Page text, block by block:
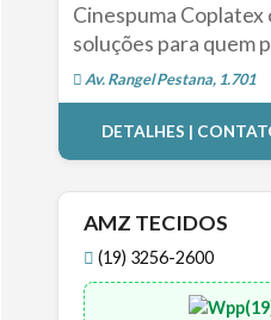
Cinespuma
soluções para quem
Av. Rangel Pestana, 1.701
DETALHES |
AMZ TECIDOS
(19) 3256-2600